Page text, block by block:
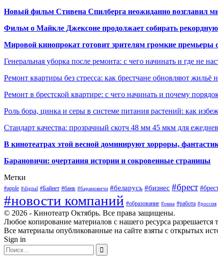
Новый фильм Стивена Спилберга неожиданно возглавил
Фильм о Майкле Джексоне продолжает собирать
Мировой кинопрокат готовит зрителям громкие премьеры
Генеральная уборка после ремонта: с чего начинать и где не
Ремонт квартиры без стресса: как брестчане обновляют жильё
Ремонт в брестской квартире: с чего начинать и почему
Роль бора, цинка и серы в системе питания растений: как
Стандарт качества: прозрачный скотч 48 мм 45 мкм для
В кинотеатрах этой весной доминируют хорроры,
Барановичи: очертания истории и сокровенные страницы
Метки
#apple #digital #Байнет #банк #барановичи #беларусь #бизнес #брест
#новости компаний #образование #окна #работа #россия
© 2026 - Кинотеатр Октябрь. Все права защищены.
Любое копирование материалов с нашего ресурса разрешается
Все материалы опубликованные на сайте взяты с открытых
Sign in